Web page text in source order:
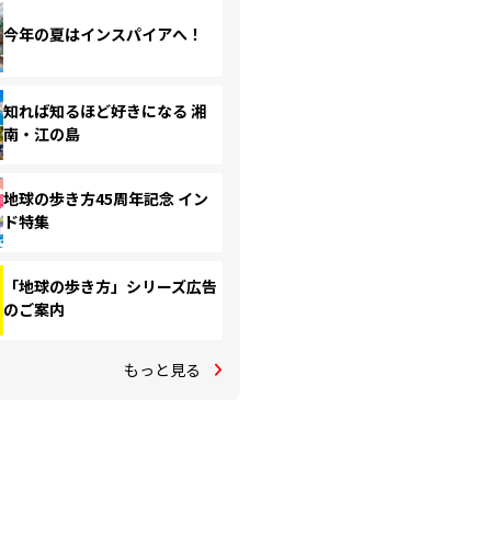
今年の夏はインスパイアへ！
知れば知るほど好きになる 湘
南・江の島
地球の歩き方45周年記念 イン
ド特集
「地球の歩き方」シリーズ広告
のご案内
もっと見る